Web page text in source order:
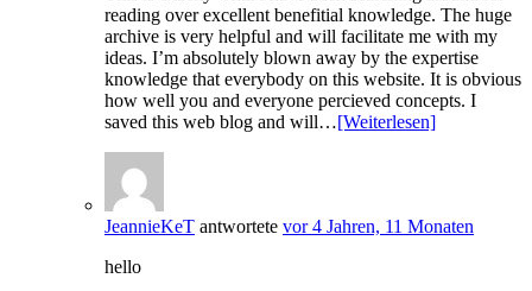
reading over excellent benefitial knowledge. The huge
archive is very helpful and will facilitate me with my
ideas. I’m absolutely blown away by the expertise
knowledge that everybody on this website. It is obvious
how well you and everyone percieved concepts. I
saved this web blog and will…[Weiterlesen]
JeannieKeT antwortete vor 4 Jahren, 11 Monaten
hello